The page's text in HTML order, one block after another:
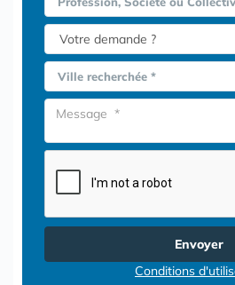
Ville recherchée *
Envoyer
Conditions